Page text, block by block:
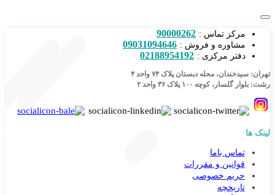
مرکز تماس : 90000262
مشاوره و فروش : 09031094646
دفتر مرکزی : 02188954192
تهران: سیدخندان، محله دبستان پلاک ۷۴ واحد ۴
رشت: بلوار گلسار، کوچه ۱۰۰ پلاک ۳۶ واحد ۲
لینک ها
تماس باما
قوانین و مقررات
حریم خصوصی
تاریخچه